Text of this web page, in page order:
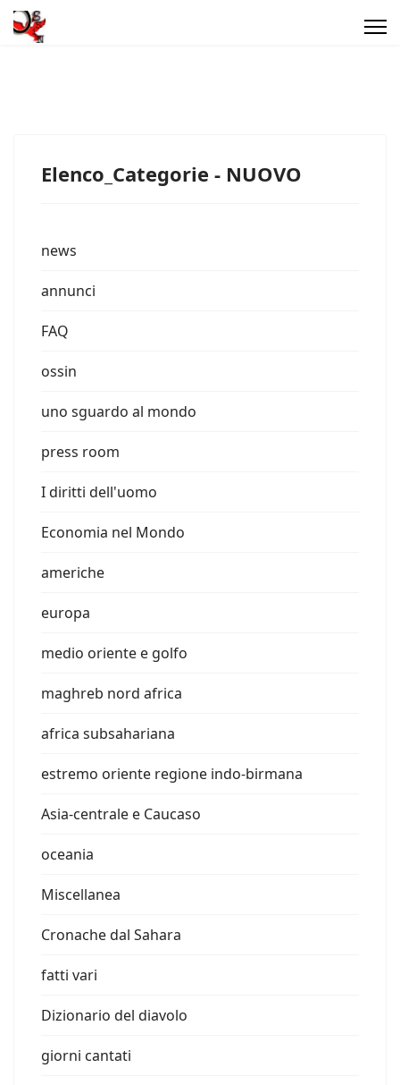
Elenco_Categorie - NUOVO
news
annunci
FAQ
ossin
uno sguardo al mondo
press room
I diritti dell'uomo
Economia nel Mondo
americhe
europa
medio oriente e golfo
maghreb nord africa
africa subsahariana
estremo oriente regione indo-birmana
Asia-centrale e Caucaso
oceania
Miscellanea
Cronache dal Sahara
fatti vari
Dizionario del diavolo
giorni cantati